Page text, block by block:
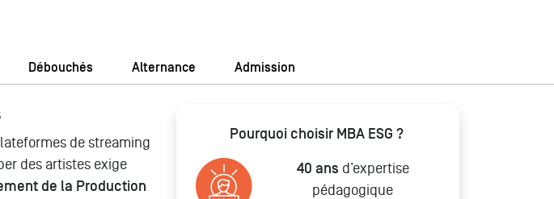
Débouchés Alternance Admission
de streaming
des artistes exige
de la Production
Pourquoi choisir MBA ESG ?
40 ans d’expertise
pédagogique